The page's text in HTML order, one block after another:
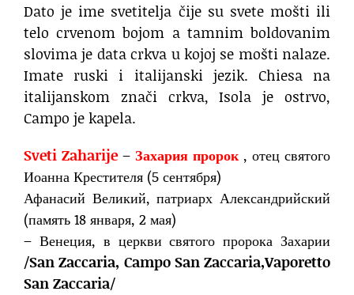
Dato je ime svetitelja čije su svete mošti ili
telo crvenom bojom a tamnim boldovanim
slovima je data crkva u kojoj se mošti nalaze.
Imate ruski i italijanski jezik. Chiesa na
italijanskom znači crkva, Isola je ostrvo,
Campo je kapela.
Sveti Zaharije – Захария пророк, отец святого
Иоанна Крестителя (5 сентября)
Афанасий Великий, патриарх Александрийский
(память 18 января, 2 мая)
– Венеция, в церкви святого пророка Захарии
/San Zaccaria, Campo San Zaccaria,Vaporetto
San Zaccaria/